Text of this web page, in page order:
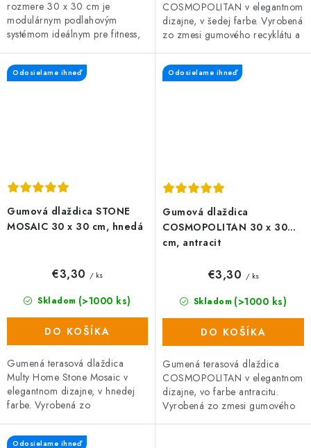
rozmere 30 x 30 cm je
modulárnym podlahovým
systémom ideálnym pre fitness,
COSMOPOLITAN v elegantnom
dizajne, v šedej farbe. Vyrobená
zo zmesi gumového recyklátu a
vysokú odolnosť a dlhú...
Gumová dlaždica STONE
MOSAIC 30 x 30 cm, hnedá
Odosielame ihneď
Skladom (>1000 ks)
€3,30 / ks
DO KOŠÍKA
Gumená terasová dlaždica
Multy Home Stone Mosaic v
elegantnom dizajne, v hnedej
farbe. Vyrobená zo
polypropylénu, čo zaručuje
Gumová dlaždica
COSMOPOLITAN 30 x 30
cm, antracit
Odosielame ihneď
Skladom (>1000 ks)
€3,30 / ks
DO KOŠÍKA
Gumená terasová dlaždica
COSMOPOLITAN v elegantnom
dizajne, vo farbe antracitu.
Vyrobená zo zmesi gumového
Odosielame ihneď